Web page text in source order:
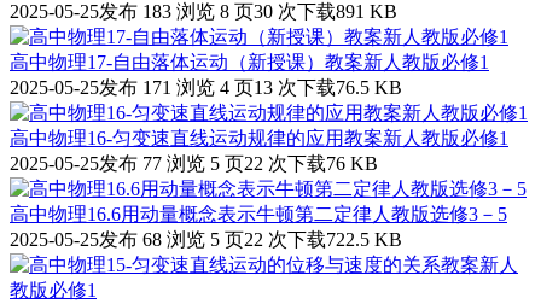
2025-05-25发布 183 浏览 8 页30 次下载891 KB
高中物理17-自由落体运动（新授课）教案新人教版必修1
2025-05-25发布 171 浏览 4 页13 次下载76.5 KB
高中物理16-匀变速直线运动规律的应用教案新人教版必修1
2025-05-25发布 77 浏览 5 页22 次下载76 KB
高中物理16.6用动量概念表示牛顿第二定律人教版选修3－5
2025-05-25发布 68 浏览 5 页22 次下载722.5 KB